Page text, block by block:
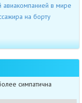
авиакомпанией в мире
на борту
симпатична